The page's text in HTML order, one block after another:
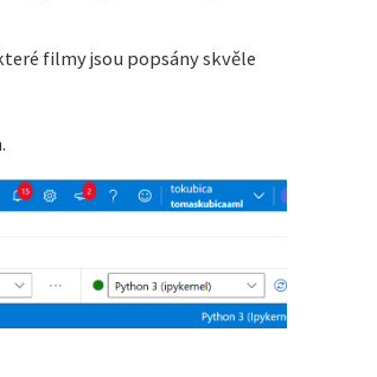
filmy jsou popsány skvěle